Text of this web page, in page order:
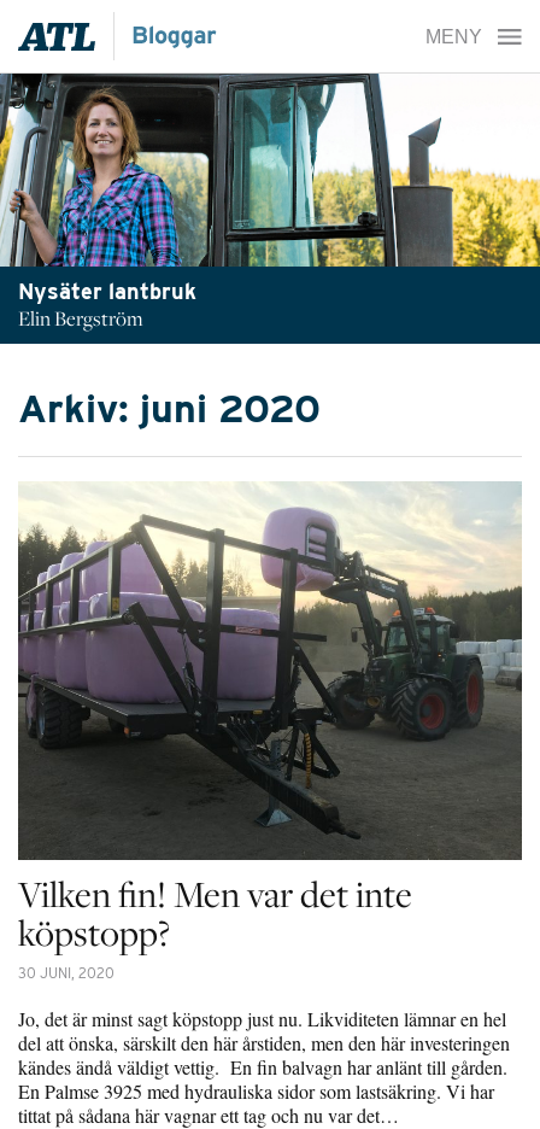
Nysäter lantbruk
Elin Bergström
Arkiv: juni 2020
Vilken fin! Men var det inte
köpstopp?
30 JUNI, 2020
Jo, det är minst sagt köpstopp just nu. Likviditeten lämnar en hel
del att önska, särskilt den här årstiden, men den här investeringen
kändes ändå väldigt vettig. En fin balvagn har anlänt till gården.
En Palmse 3925 med hydrauliska sidor som lastsäkring. Vi har
tittat på sådana här vagnar ett tag och nu var det…